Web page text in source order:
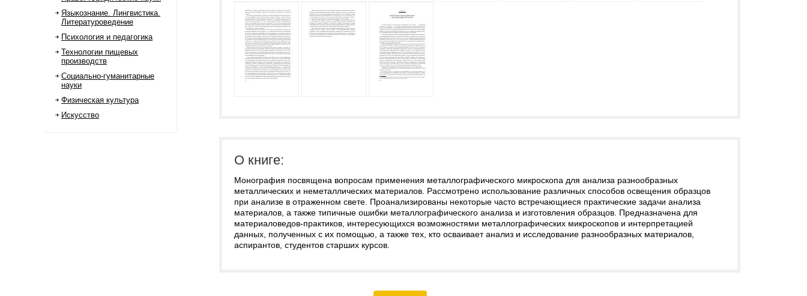
Языкознание. Лингвистика.
Литературоведение
Психология и педагогика
Технологии пищевых
производств
Социально-гуманитарные
науки
Физическая культура
Искусство
О книге:
Монография посвящена вопросам применения металлографического микроскопа для анализа разнообразных
металлических и неметаллических материалов. Рассмотрено использование различных способов освещения образцов
при анализе в отраженном свете. Проанализированы некоторые часто встречающиеся практические задачи анализа
материалов, а также типичные ошибки металлографического анализа и изготовления образцов. Предназначена для
материаловедов-практиков, интересующихся возможностями металлографических микроскопов и интерпретацией
данных, полученных с их помощью, а также тех, кто осваивает анализ и исследование разнообразных материалов,
аспирантов, студентов старших курсов.